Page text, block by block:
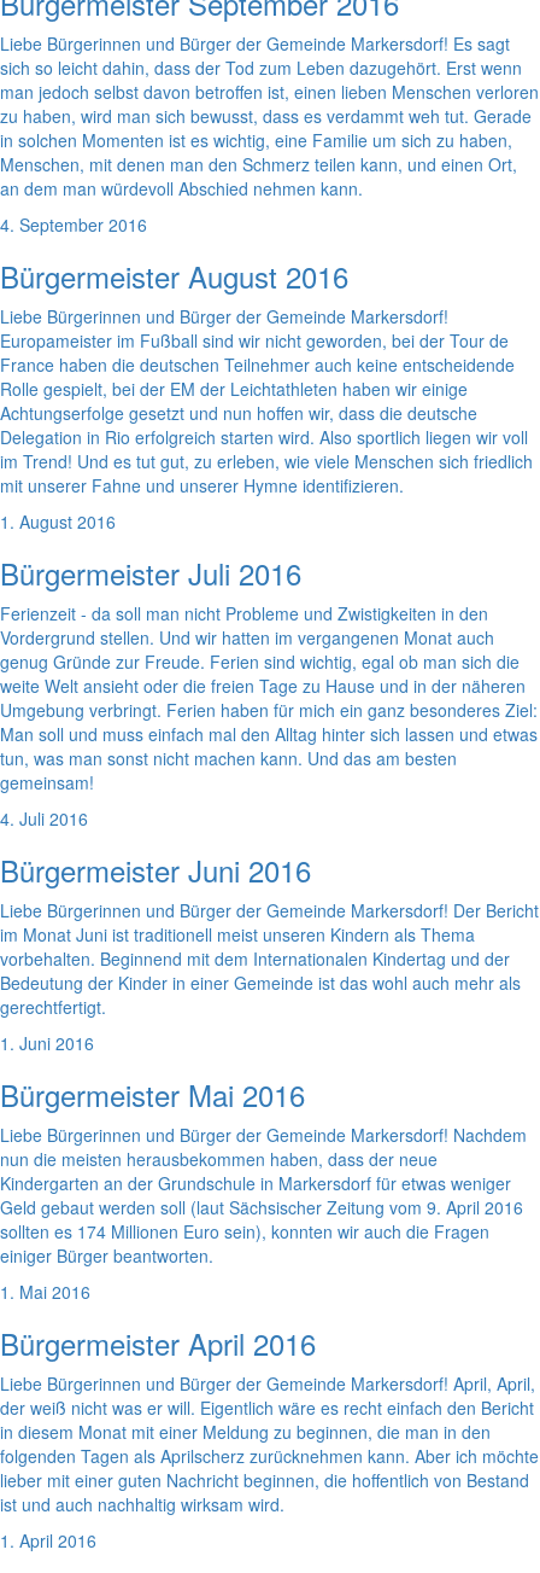
Liebe Bürgerinnen und Bürger der Gemeinde Markersdorf! Es sagt
sich so leicht dahin, dass der Tod zum Leben dazugehört. Erst wenn
man jedoch selbst davon betroffen ist, einen lieben Menschen verloren
zu haben, wird man sich bewusst, dass es verdammt weh tut. Gerade
in solchen Momenten ist es wichtig, eine Familie um sich zu haben,
Menschen, mit denen man den Schmerz teilen kann, und einen Ort,
an dem man würdevoll Abschied nehmen kann.
4. September 2016
Bürgermeister August 2016
Liebe Bürgerinnen und Bürger der Gemeinde Markersdorf!
Europameister im Fußball sind wir nicht geworden, bei der Tour de
France haben die deutschen Teilnehmer auch keine entscheidende
Rolle gespielt, bei der EM der Leichtathleten haben wir einige
Achtungserfolge gesetzt und nun hoffen wir, dass die deutsche
Delegation in Rio erfolgreich starten wird. Also sportlich liegen wir voll
im Trend! Und es tut gut, zu erleben, wie viele Menschen sich friedlich
mit unserer Fahne und unserer Hymne identifizieren.
1. August 2016
Bürgermeister Juli 2016
Ferienzeit - da soll man nicht Probleme und Zwistigkeiten in den
Vordergrund stellen. Und wir hatten im vergangenen Monat auch
genug Gründe zur Freude. Ferien sind wichtig, egal ob man sich die
weite Welt ansieht oder die freien Tage zu Hause und in der näheren
Umgebung verbringt. Ferien haben für mich ein ganz besonderes Ziel:
Man soll und muss einfach mal den Alltag hinter sich lassen und etwas
tun, was man sonst nicht machen kann. Und das am besten
gemeinsam!
4. Juli 2016
Bürgermeister Juni 2016
Liebe Bürgerinnen und Bürger der Gemeinde Markersdorf! Der Bericht
im Monat Juni ist traditionell meist unseren Kindern als Thema
vorbehalten. Beginnend mit dem Internationalen Kindertag und der
Bedeutung der Kinder in einer Gemeinde ist das wohl auch mehr als
gerechtfertigt.
1. Juni 2016
Bürgermeister Mai 2016
Liebe Bürgerinnen und Bürger der Gemeinde Markersdorf! Nachdem
nun die meisten herausbekommen haben, dass der neue
Kindergarten an der Grundschule in Markersdorf für etwas weniger
Geld gebaut werden soll (laut Sächsischer Zeitung vom 9. April 2016
sollten es 174 Millionen Euro sein), konnten wir auch die Fragen
einiger Bürger beantworten.
1. Mai 2016
Bürgermeister April 2016
Liebe Bürgerinnen und Bürger der Gemeinde Markersdorf! April, April,
der weiß nicht was er will. Eigentlich wäre es recht einfach den Bericht
in diesem Monat mit einer Meldung zu beginnen, die man in den
folgenden Tagen als Aprilscherz zurücknehmen kann. Aber ich möchte
lieber mit einer guten Nachricht beginnen, die hoffentlich von Bestand
ist und auch nachhaltig wirksam wird.
1. April 2016